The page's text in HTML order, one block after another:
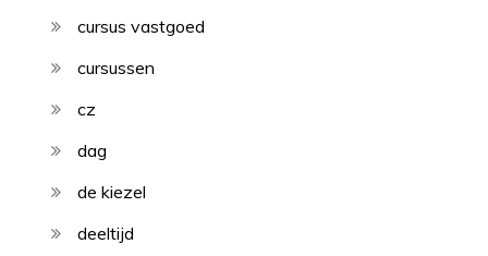
cursus vastgoed
cursussen
cz
dag
de kiezel
deeltijd